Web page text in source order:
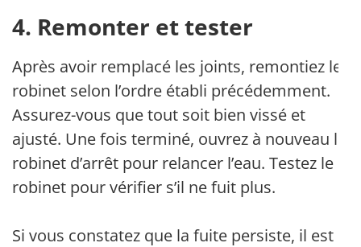
4. Remonter et tester
Après avoir remplacé les joints, remontiez le
robinet selon l’ordre établi précédemment.
Assurez-vous que tout soit bien vissé et
ajusté. Une fois terminé, ouvrez à nouveau le
robinet d’arrêt pour relancer l’eau. Testez le
robinet pour vérifier s’il ne fuit plus.
Si vous constatez que la fuite persiste, il est